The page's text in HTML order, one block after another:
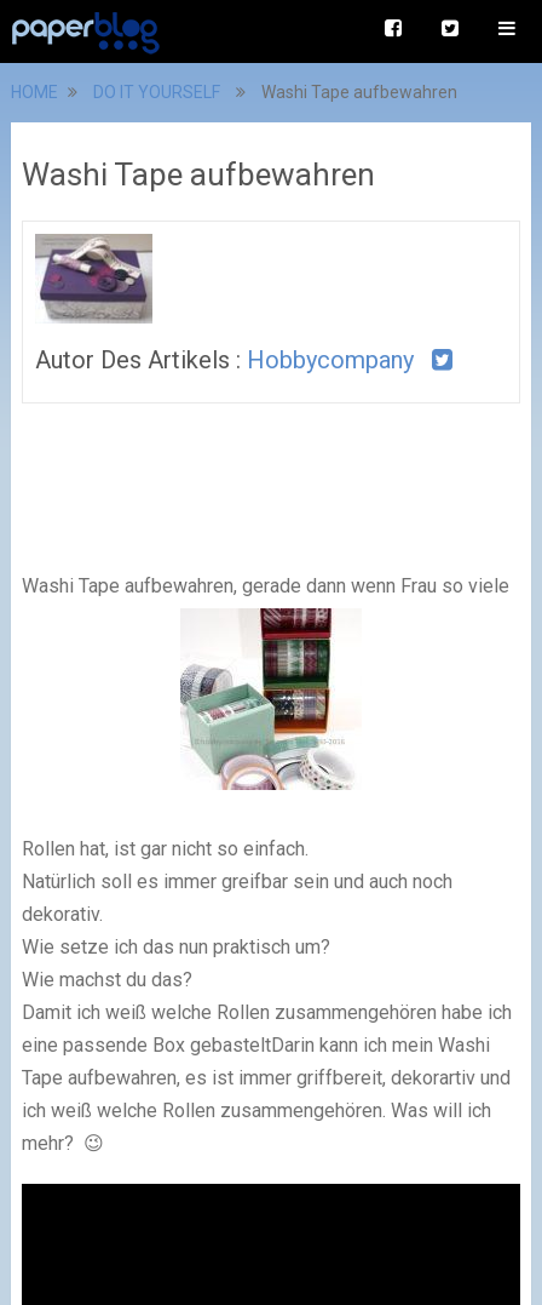
HOME DO IT YOURSELF Washi Tape aufbewahren
Washi Tape aufbewahren
Autor Des Artikels : Hobbycompany
Washi Tape aufbewahren, gerade dann wenn Frau so viele
Rollen hat, ist gar nicht so einfach.
Natürlich soll es immer greifbar sein und auch noch
dekorativ.
Wie setze ich das nun praktisch um?
Wie machst du das?
Damit ich weiß welche Rollen zusammengehören habe ich
eine passende Box gebasteltDarin kann ich mein Washi
Tape aufbewahren, es ist immer griffbereit, dekorartiv und
ich weiß welche Rollen zusammengehören. Was will ich
mehr? 😉